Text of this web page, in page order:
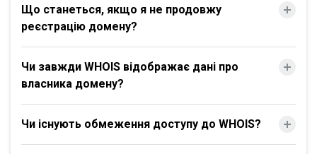
Що станеться, якщо я не продовжу
реєстрацію домену?
Чи завжди WHOIS відображає дані про
власника домену?
Чи існують обмеження доступу до WHOIS?